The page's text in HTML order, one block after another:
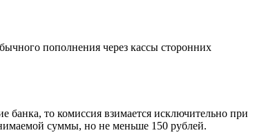
пополнения через кассы сторонних
банка, то комиссия взимается исключительно при
суммы, но не меньше 150 рублей.